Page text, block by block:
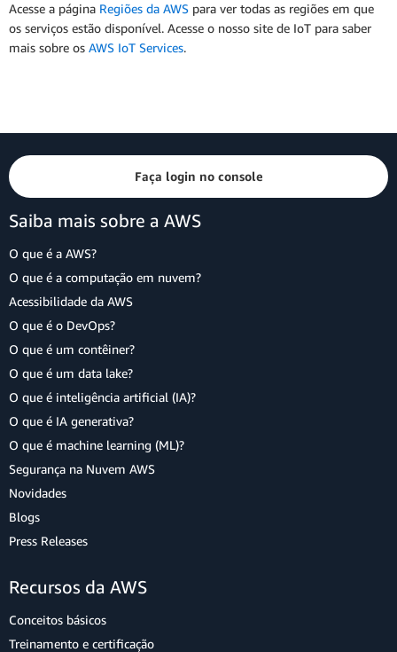
Acesse a página Regiões da AWS para ver todas as regiões em que
os serviços estão disponível. Acesse o nosso site de IoT para saber
mais sobre os AWS IoT Services.
Faça login no console
Saiba mais sobre a AWS
O que é a AWS?
O que é a computação em nuvem?
Acessibilidade da AWS
O que é o DevOps?
O que é um contêiner?
O que é um data lake?
O que é inteligência artificial (IA)?
O que é IA generativa?
O que é machine learning (ML)?
Segurança na Nuvem AWS
Novidades
Blogs
Press Releases
Recursos da AWS
Conceitos básicos
Treinamento e certificação